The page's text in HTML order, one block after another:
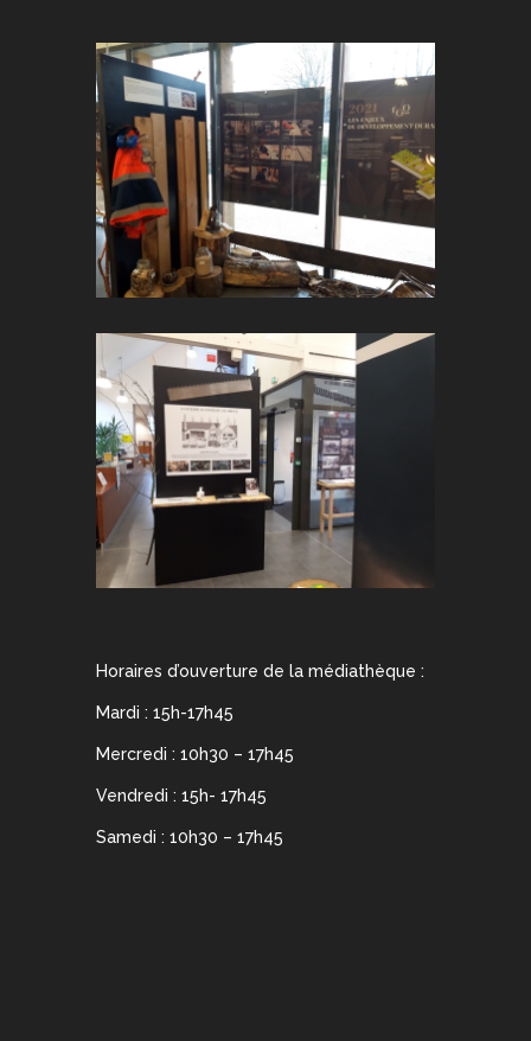
Horaires d’ouverture de la médiathèque :
Mardi : 15h-17h45
Mercredi : 10h30 – 17h45
Vendredi : 15h- 17h45
Samedi : 10h30 – 17h45